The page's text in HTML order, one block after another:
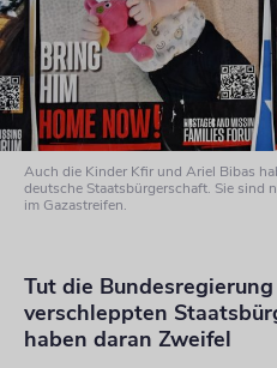
Auch die Kinder Kfir und Ariel Bibas
deutsche Staatsbürgerschaft. Sie sind
im Gazastreifen.
Tut die
verschleppten
haben daran Zweifel